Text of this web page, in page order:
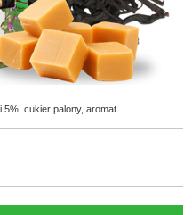
cukier palony, aromat.